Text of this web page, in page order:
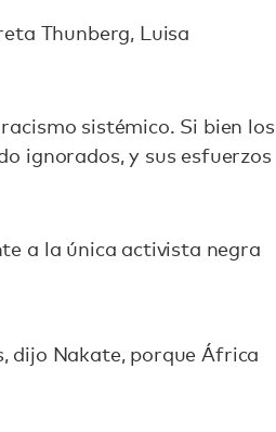
Thunberg, Luisa
sistémico. Si bien los
ignorados, y sus esfuerzos
a la única activista negra
dijo Nakate, porque África